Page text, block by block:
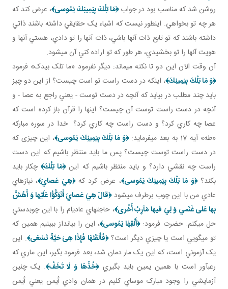
روشن شد که مناسب بود در جواب﴿مَا تِلْكَ بِيَمِينِكَ يَمُوسى‏﴾، عرض کند که
هر چه تو بخواهي. اين طور نيست که اشياء يک حقايقي داشته باشند ذاتي
داشته باشند که تو تابع ذات آنها باشي، ذات آنها را تو دادي، هستي آنها و
هويت آنها را تو بخشيدي، هر طور که تو اراده کني آن مي شود.
آن وقت الآن اين دو تا نکته مي ماند: ديگر نفرمود «ما تلک بيدک» فرمود
﴿وَ مَا تِلْكَ بِيَمِينِكَ‏﴾، اينکه در دست راست تو است چيست؟ از اين دو چيز
بايد چند مطلب در بيايد که آنچه در دست توست - يعني راجع به عصا - و
آنچه در دست راست توست آن چيست؟ اينها را قرآن باز کرده است که
عصا چه کاري کرد؟ و دست راست چه کاري کرد؟ خدا در سوره مبارکه
«طه» آيه 17 به بعد مي فرمايد:
﴿وَ مَا تِلْكَ بِيَمِينِكَ يَمُوسى‏﴾، اين چيزی که
در دست راست توست چيست؟ پس ما بايد منتظر باشيم که اين دست
راست چه نقشي دارد؟ و بايد منتظر باشيم که اين﴿مَا تِلْكَ﴾چکار بايد
بکند؟﴿وَ مَا تِلْكَ بِيَمِينِكَ يَمُوسى‏﴾، عرض کرد که﴿هِيَ عَصايَ‏﴾، نيازهاي
عادي من با اين چوب برطرف مي شود﴿قالَ هِيَ عَصايَ أَتَوَكَّؤُا عَلَيْها وَ أَهُشُّ
بِها عَلى‏ غَنَمي‏ وَ لِيَ فيها مَآرِبُ أُخْرى‏﴾، حاجت هاي عادي­ام را با اين چوبدستي
حل مي کنم. حضرت فرمود:﴿أَلْقِهَا يَمُوسى‏﴾، اين را بيانداز ببينيم همين که
تو مي گويي است يا چيزي ديگر است؟﴿فَأَلْقَئهَا فَإِذَا هِىَ حَيَّةٌ تَسْعَى‏﴾. اين
يک آزموني است، که اين يک مار دمان شد، بعد فرمود بگير، اين ماري که
رعب آور است با همين يمين بايد بگيري﴿خُذْهَا وَ لَا تَخَفْ‏﴾. يک چنين
آزمايشي را وجود مبارک موساي کليم در همان وادي أيمن يعني أيمن